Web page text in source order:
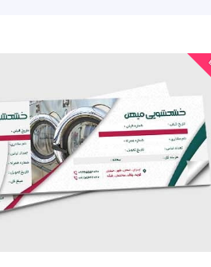
طرح رسید خشکشویی